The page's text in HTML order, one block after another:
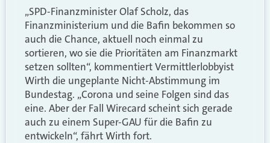
„SPD-Finanzminister Olaf Scholz, das
Finanzministerium und die Bafin bekommen so
auch die Chance, aktuell noch einmal zu
sortieren, wo sie die Prioritäten am Finanzmarkt
setzen sollten“, kommentiert Vermittlerlobbyist
Wirth die ungeplante Nicht-Abstimmung im
Bundestag. „Corona und seine Folgen sind das
eine. Aber der Fall Wirecard scheint sich gerade
auch zu einem Super-GAU für die Bafin zu
entwickeln“, fährt Wirth fort.